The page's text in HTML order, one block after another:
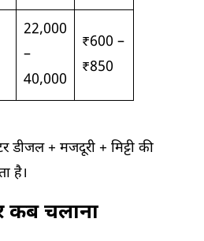
22,000
–
40,000
₹600 –
₹850
डीजल + मजदूरी + मिट्टी की
है।
कब चलाना